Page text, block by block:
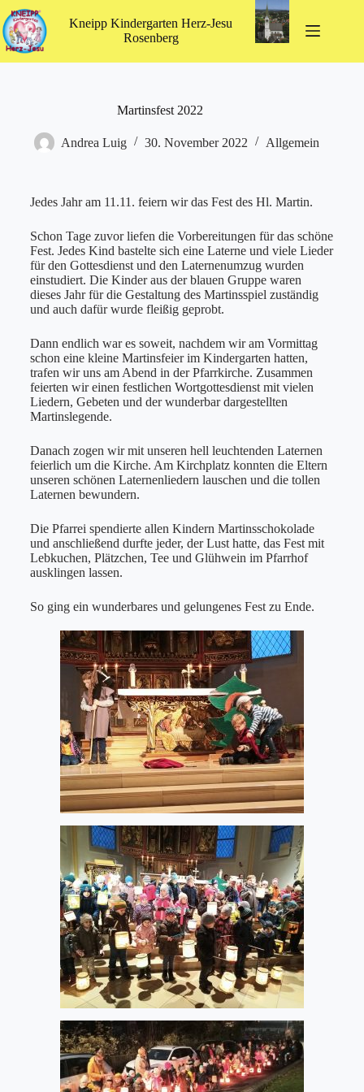
Kneipp Kindergarten Herz-Jesu
Rosenberg
Martinsfest 2022
Andrea Luig 30. November 2022 Allgemein
Jedes Jahr am 11.11. feiern wir das Fest des Hl. Martin.
Schon Tage zuvor liefen die Vorbereitungen für das schöne
Fest. Jedes Kind bastelte sich eine Laterne und viele Lieder
für den Gottesdienst und den Laternenumzug wurden
einstudiert. Die Kinder aus der blauen Gruppe waren
dieses Jahr für die Gestaltung des Martinsspiel zuständig
und auch dafür wurde fleißig geprobt.
Dann endlich war es soweit, nachdem wir am Vormittag
schon eine kleine Martinsfeier im Kindergarten hatten,
trafen wir uns am Abend in der Pfarrkirche. Zusammen
feierten wir einen festlichen Wortgottesdienst mit vielen
Liedern, Gebeten und der wunderbar dargestellten
Martinslegende.
Danach zogen wir mit unseren hell leuchtenden Laternen
feierlich um die Kirche. Am Kirchplatz konnten die Eltern
unseren schönen Laternenliedern lauschen und die tollen
Laternen bewundern.
Die Pfarrei spendierte allen Kindern Martinsschokolade
und anschließend durfte jeder, der Lust hatte, das Fest mit
Lebkuchen, Plätzchen, Tee und Glühwein im Pfarrhof
ausklingen lassen.
So ging ein wunderbares und gelungenes Fest zu Ende.